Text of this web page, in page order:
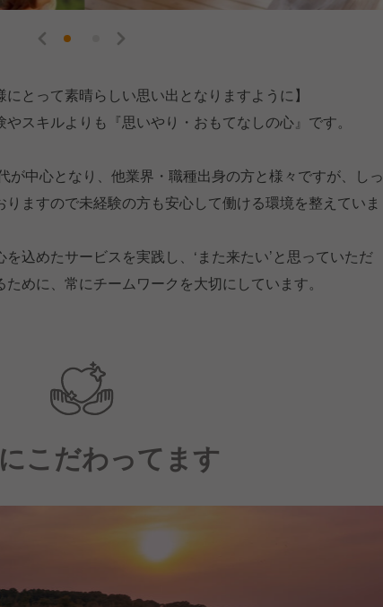
とって素晴らしい思い出となりますように】
スキルよりも『思いやり・おもてなしの心』です。
が中心となり、他業界・職種出身の方と様々ですが、しっ
ますので未経験の方も安心して働ける環境を整えていま
込めたサービスを実践し、‘また来たい’と思っていただ
めに、常にチームワークを大切にしています。
こだわってます